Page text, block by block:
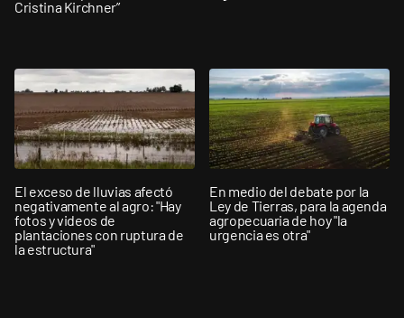
Cristina Kirchner”
El exceso de lluvias afectó
negativamente al agro: "Hay
fotos y videos de
plantaciones con ruptura de
la estructura"
En medio del debate por la
Ley de Tierras, para la agenda
agropecuaria de hoy "la
urgencia es otra"